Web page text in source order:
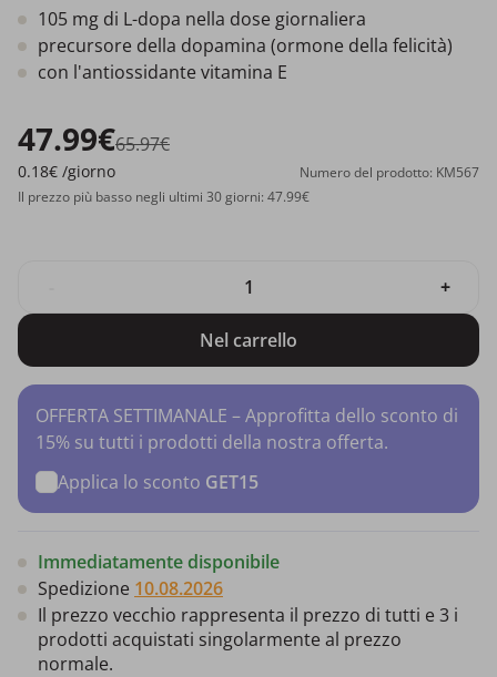
105 mg di L-dopa nella dose giornaliera
precursore della dopamina (ormone della felicità)
con l'antiossidante vitamina E
47.99€65.97€
0.18€ /giorno
Numero del prodotto: KM567
Il prezzo più basso negli ultimi 30 giorni: 47.99€
+
Nel carrello
OFFERTA SETTIMANALE – Approfitta dello sconto di
15% su tutti i prodotti della nostra offerta.
Applica lo sconto GET15
Immediatamente disponibile
Spedizione 10.08.2026
Il prezzo vecchio rappresenta il prezzo di tutti e 3 i
prodotti acquistati singolarmente al prezzo
normale.